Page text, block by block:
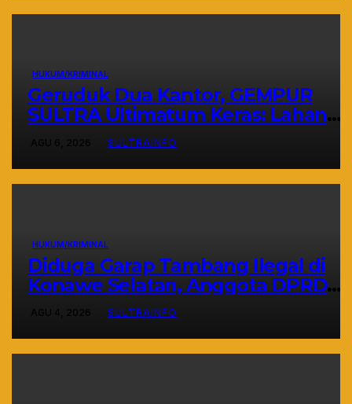
HUKUM/KRIMINAL
Geruduk Dua Kantor, GEMPUR
SULTRA Ultimatum Keras: Lahan
Puuwatu Siap Diduduki Jika Tak
Ada Kepastian Hukum
AGU 6, 2026 SULTRAINFO
HUKUM/KRIMINAL
Diduga Garap Tambang Ilegal di
Konawe Selatan, Anggota DPRD
Sultra Suparjo Resmi Jadi
Tersangka
SULTRAINFO